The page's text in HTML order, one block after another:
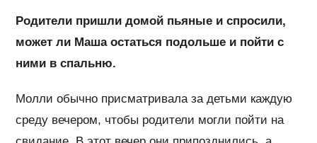
Родители пришли домой пьяные и спросили,
может ли Маша остаться подольше и пойти с
ними в спальню.
Молли обычно присматривала за детьми каждую
среду вечером, чтобы родители могли пойти на